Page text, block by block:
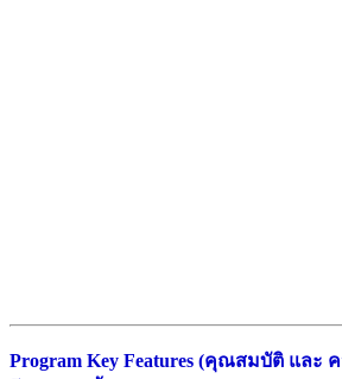
Program Key Features (คุณสมบัติ และ